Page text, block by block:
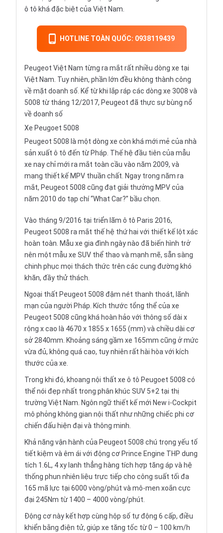
ô tô khá đặc biệt của Việt Nam.
HOTLINE TOÀN QUỐC: 0938119439
Peugeot Việt Nam từng ra mắt rất nhiều dòng xe tại
Việt Nam. Tuy nhiên, phần lớn đều không thành công
về mặt doanh số. Kể từ khi lắp ráp các dòng xe 3008 và
5008 từ tháng 12/2017, Peugeot đã thực sự bùng nổ
về doanh số
Xe Peugoet 5008
Peugeot 5008 là một dòng xe còn khá mới mẻ của nhà
sản xuất ô tô đến từ Pháp. Thế hệ đầu tiên của mẫu
xe nay chỉ mới ra mắt toàn cầu vào năm 2009, và
mang thiết kế MPV thuần chất. Ngay trong năm ra
mắt, Peugeot 5008 cũng đạt giải thưởng MPV của
năm 2010 do tạp chí “What Car?” bầu chọn.
Vào tháng 9/2016 tại triển lãm ô tô Paris 2016,
Peugeot 5008 ra mắt thế hệ thứ hai với thiết kế lột xác
hoàn toàn. Mẫu xe gia đình ngày nào đã biến hình trở
nên một mẫu xe SUV thể thao và mạnh mẽ, sẵn sàng
chinh phục mọi thách thức trên các cung đường khó
khăn, đầy thử thách.
Ngoại thất Peugeot 5008 đậm nét thanh thoát, lãnh
mạn của người Pháp. Kích thước tổng thể của xe
Peugeot 5008 cũng khá hoàn hảo với thông số dài x
rộng x cao là 4670 x 1855 x 1655 (mm) và chiều dài cơ
sở 2840mm. Khoảng sáng gầm xe 165mm cũng ở mức
vừa đủ, không quá cao, tuy nhiên rất hài hòa với kích
thước của xe.
Trong khi đó, khoang nội thất xe ô tô Peugoet 5008 có
thể nói đẹp nhất trong phân khúc SUV 5+2 tại thị
trường Việt Nam. Ngôn ngữ thiết kế mới New i-Cockpit
mô phỏng không gian nội thất như những chiếc phi cơ
chiến đấu hiện đại và thông minh.
Khả năng vận hành của Peugeot 5008 chú trọng yếu tố
tiết kiệm và êm ái với động cơ Prince Engine THP dung
tích 1.6L, 4 xy lanh thẳng hàng tích hợp tăng áp và hệ
thống phun nhiên liệu trực tiếp cho công suất tối đa
165 mã lực tại 6000 vòng/phút và mô-men xoắn cực
đại 245Nm từ 1400 – 4000 vòng/phút.
Động cơ này kết hợp cùng hộp số tự động 6 cấp, điều
khiển bằng điện tử, giúp xe tăng tốc từ 0 – 100 km/h